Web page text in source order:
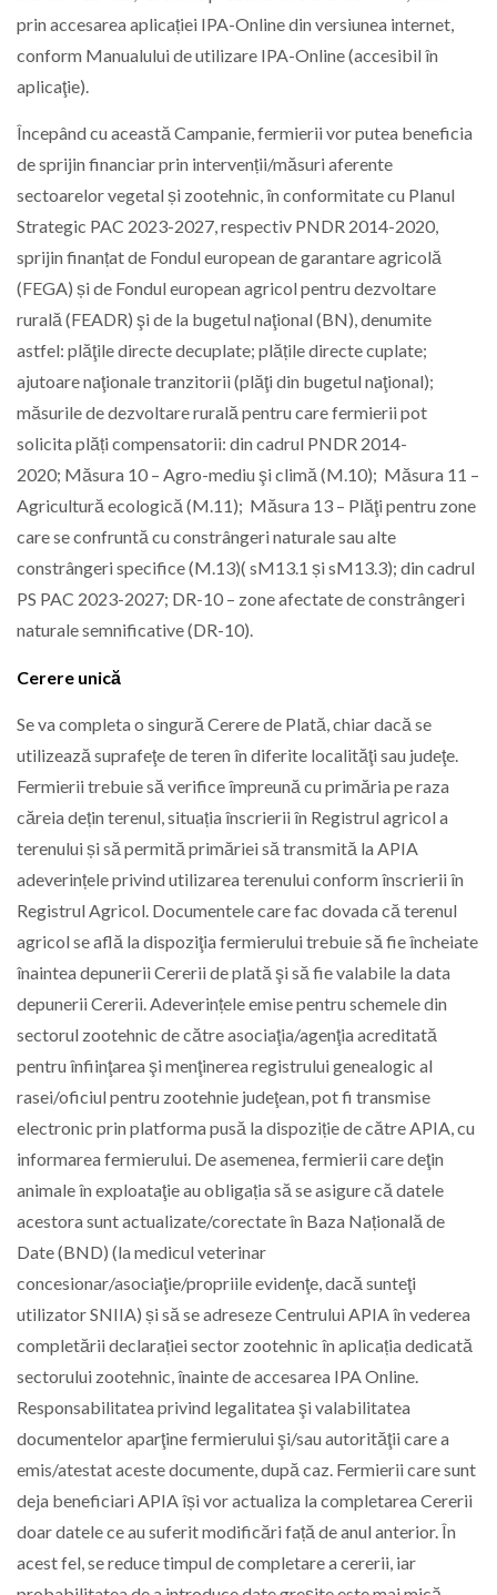
prin accesarea aplicației IPA-Online din versiunea internet,
conform Manualului de utilizare IPA-Online (accesibil în
aplicaţie).
Începând cu această Campanie, fermierii vor putea beneficia
de sprijin financiar prin intervenții/măsuri aferente
sectoarelor vegetal și zootehnic, în conformitate cu Planul
Strategic PAC 2023-2027, respectiv PNDR 2014-2020,
sprijin finanțat de Fondul european de garantare agricolă
(FEGA) și de Fondul european agricol pentru dezvoltare
rurală (FEADR) şi de la bugetul naţional (BN), denumite
astfel: plăţile directe decuplate; plățile directe cuplate;
ajutoare naţionale tranzitorii (plăţi din bugetul naţional);
măsurile de dezvoltare rurală pentru care fermierii pot
solicita plăți compensatorii: din cadrul PNDR 2014-
2020; Măsura 10 – Agro-mediu şi climă (M.10); Măsura 11 –
Agricultură ecologică (M.11); Măsura 13 – Plăţi pentru zone
care se confruntă cu constrângeri naturale sau alte
constrângeri specifice (M.13)( sM13.1 și sM13.3); din cadrul
PS PAC 2023-2027; DR-10 – zone afectate de constrângeri
naturale semnificative (DR-10).
Cerere unică
Se va completa o singură Cerere de Plată, chiar dacă se
utilizează suprafeţe de teren în diferite localităţi sau judeţe.
Fermierii trebuie să verifice împreună cu primăria pe raza
căreia dețin terenul, situația înscrierii în Registrul agricol a
terenului și să permită primăriei să transmită la APIA
adeverințele privind utilizarea terenului conform înscrierii în
Registrul Agricol. Documentele care fac dovada că terenul
agricol se află la dispoziţia fermierului trebuie să fie încheiate
înaintea depunerii Cererii de plată şi să fie valabile la data
depunerii Cererii. Adeverințele emise pentru schemele din
sectorul zootehnic de către asociaţia/agenţia acreditată
pentru înfiinţarea şi menţinerea registrului genealogic al
rasei/oficiul pentru zootehnie judeţean, pot fi transmise
electronic prin platforma pusă la dispoziție de către APIA, cu
informarea fermierului. De asemenea, fermierii care deţin
animale în exploataţie au obligația să se asigure că datele
acestora sunt actualizate/corectate în Baza Națională de
Date (BND) (la medicul veterinar
concesionar/asociaţie/propriile evidenţe, dacă sunteţi
utilizator SNIIA) și să se adreseze Centrului APIA în vederea
completării declarației sector zootehnic în aplicația dedicată
sectorului zootehnic, înainte de accesarea IPA Online.
Responsabilitatea privind legalitatea şi valabilitatea
documentelor aparţine fermierului şi/sau autorităţii care a
emis/atestat aceste documente, după caz. Fermierii care sunt
deja beneficiari APIA își vor actualiza la completarea Cererii
doar datele ce au suferit modificări față de anul anterior. În
acest fel, se reduce timpul de completare a cererii, iar